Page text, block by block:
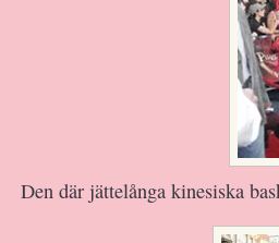
Den där jättelånga kinesiska